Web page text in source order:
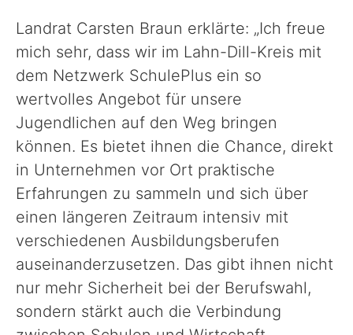
Landrat Carsten Braun erklärte: „Ich freue
mich sehr, dass wir im Lahn-Dill-Kreis mit
dem Netzwerk SchulePlus ein so
wertvolles Angebot für unsere
Jugendlichen auf den Weg bringen
können. Es bietet ihnen die Chance, direkt
in Unternehmen vor Ort praktische
Erfahrungen zu sammeln und sich über
einen längeren Zeitraum intensiv mit
verschiedenen Ausbildungsberufen
auseinanderzusetzen. Das gibt ihnen nicht
nur mehr Sicherheit bei der Berufswahl,
sondern stärkt auch die Verbindung